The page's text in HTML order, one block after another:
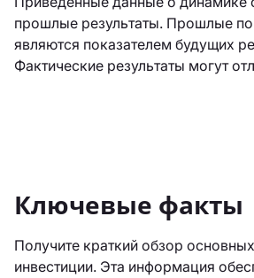
прошлые результаты. Прошлые
являются показателем будущих
Фактические результаты могут
Ключевые факты
Получите краткий обзор
инвестиции. Эта информация